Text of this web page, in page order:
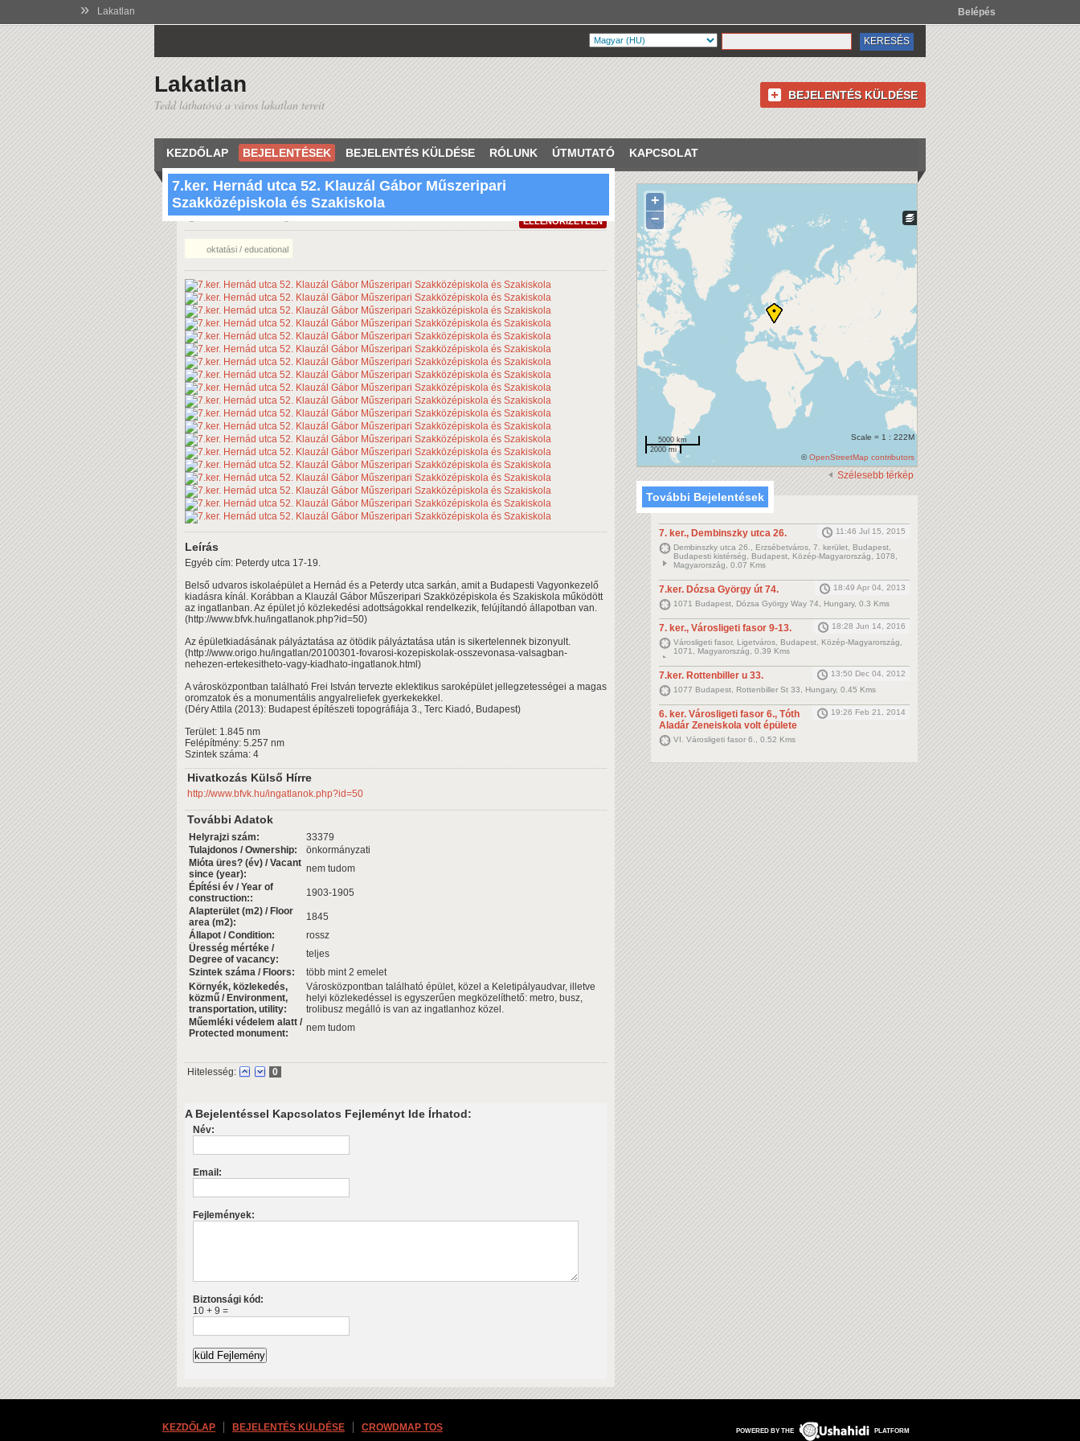
» Lakatlan Belépés
Lakatlan
Tedd láthatóvá a város lakatlan tereit
BEJELENTÉS KÜLDÉSE
KEZDŐLAP BEJELENTÉSEK BEJELENTÉS KÜLDÉSE RÓLUNK ÚTMUTATÓ KAPCSOLAT
ELLENŐRIZETLEN
7.ker. Hernád utca 52. Klauzál Gábor Műszeripari
Szakközépiskola és Szakiskola
19:12 Apr 4 2013 1078 Budapest, Hernád Street 52, Hungary
oktatási / educational
Leírás
Egyéb cím: Peterdy utca 17-19.
Belső udvaros iskolaépület a Hernád és a Peterdy utca sarkán, amit a Budapesti Vagyonkezelő
kiadásra kínál. Korábban a Klauzál Gábor Műszeripari Szakközépiskola és Szakiskola működött
az ingatlanban. Az épület jó közlekedési adottságokkal rendelkezik, felújítandó állapotban van.
(http://www.bfvk.hu/ingatlanok.php?id=50)
Az épületkiadásának pályáztatása az ötödik pályáztatása után is sikertelennek bizonyult.
(http://www.origo.hu/ingatlan/20100301-fovarosi-kozepiskolak-osszevonasa-valsagban-
nehezen-ertekesitheto-vagy-kiadhato-ingatlanok.html)
A városközpontban található Frei István tervezte eklektikus saroképület jellegzetességei a magas
oromzatok és a monumentális angyalreliefek gyerkekekkel.
(Déry Attila (2013): Budapest építészeti topográfiája 3., Terc Kiadó, Budapest)
Terület: 1.845 nm
Felépítmény: 5.257 nm
Szintek száma: 4
Hivatkozás Külső Hírre
http://www.bfvk.hu/ingatlanok.php?id=50
További Adatok
Helyrajzi szám:
33379
Tulajdonos / Ownership:
önkormányzati
Mióta üres? (év) / Vacant
since (year):
nem tudom
Építési év / Year of
construction::
1903-1905
Alapterület (m2) / Floor
area (m2):
1845
Állapot / Condition:
rossz
Üresség mértéke /
Degree of vacancy:
teljes
Szintek száma / Floors:
több mint 2 emelet
Környék, közlekedés,
közmű / Environment,
transportation, utility:
Városközpontban található épület, közel a Keletipályaudvar, illetve
helyi közlekedéssel is egyszerűen megközelíthető: metro, busz,
trolibusz megálló is van az ingatlanhoz közel.
Műemléki védelem alatt /
Protected monument:
nem tudom
Hitelesség: 0
A Bejelentéssel Kapcsolatos Fejleményt Ide Írhatod:
Név:
Email:
Fejlemények:
Biztonsági kód:
10 + 9 =
+
−
5000 km
2000 mi
Scale = 1 : 222M
©OpenStreetMap contributors
Szélesebb térkép
További Bejelentések
7. ker., Dembinszky utca 26.
11:46 Jul 15, 2015
Dembinszky utca 26., Erzsébetváros, 7. kerület, Budapest,
Budapesti kistérség, Budapest, Közép-Magyarország, 1078,
Magyarország, 0.07 Kms
7.ker. Dózsa György út 74.
18:49 Apr 04, 2013
1071 Budapest, Dózsa György Way 74, Hungary, 0.3 Kms
7. ker., Városligeti fasor 9-13.
18:28 Jun 14, 2016
Városligeti fasor, Ligetváros, Budapest, Közép-Magyarország,
1071, Magyarország, 0.39 Kms
7.ker. Rottenbiller u 33.
13:50 Dec 04, 2012
1077 Budapest, Rottenbiller St 33, Hungary, 0.45 Kms
6. ker. Városligeti fasor 6., Tóth
Aladár Zeneiskola volt épülete
19:26 Feb 21, 2014
VI. Városligeti fasor 6., 0.52 Kms
POWERED BY THE PLATFORM
KEZDŐLAP BEJELENTÉS KÜLDÉSE CROWDMAP TOS